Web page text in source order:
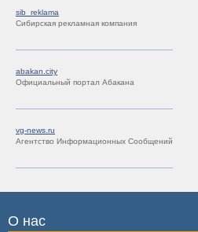
sib_reklama
Сибирская рекламная компания
abakan.city
Официальный портал Абакана
vg-news.ru
Агентство Информационных Сообщений
О нас